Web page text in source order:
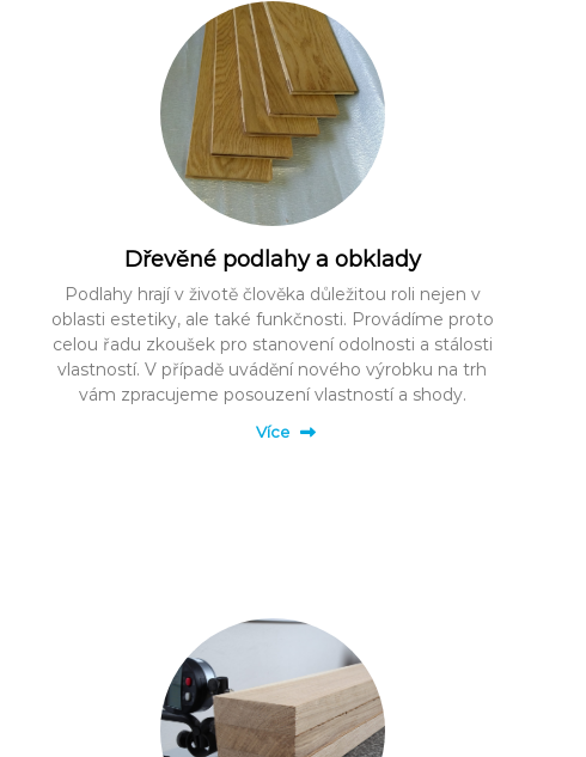
Dřevěné podlahy a obklady
Podlahy hrají v životě člověka důležitou roli nejen v
oblasti estetiky, ale také funkčnosti. Provádíme proto
celou řadu zkoušek pro stanovení odolnosti a stálosti
vlastností. V případě uvádění nového výrobku na trh
vám zpracujeme posouzení vlastností a shody.
Více